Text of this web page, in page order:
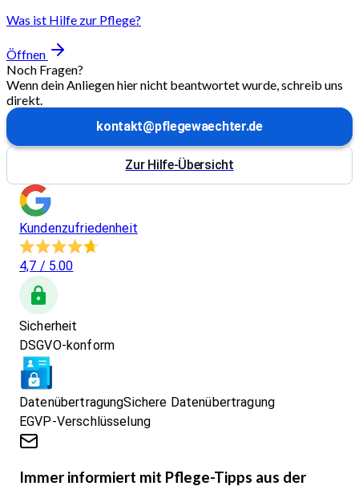
Was ist Hilfe zur Pflege?
Öffnen
Noch Fragen?
Wenn dein Anliegen hier nicht beantwortet wurde, schreib uns
direkt.
kontakt@pflegewaechter.de
Zur Hilfe-Übersicht
Kundenzufriedenheit
4,7 / 5.00
Sicherheit
DSGVO-konform
DatenübertragungSichere Datenübertragung
EGVP-Verschlüsselung
Immer informiert mit Pflege-Tipps aus der